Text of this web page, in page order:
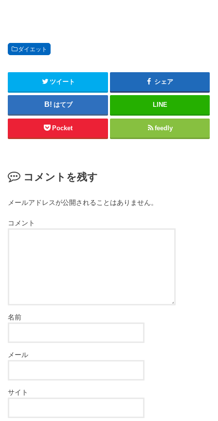
ダイエット
ツイート シェア
はてブ LINE
Pocket feedly
コメントを残す
メールアドレスが公開されることはありません。
コメント
名前
メール
サイト